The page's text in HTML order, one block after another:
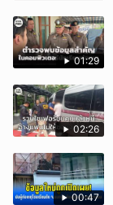
01:29
02:26
00:47